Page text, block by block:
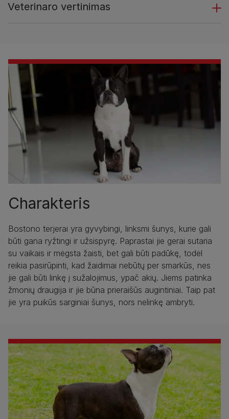
Veterinaro vertinimas
Charakteris
Bostono terjerai yra gyvybingi, linksmi šunys, kurie gali
būti gana ryžtingi ir užsispyrę. Paprastai jie gerai sutaria
su vaikais ir mėgsta žaisti, bet gali būti padūkę, todėl
reikia pasirūpinti, kad žaidimai nebūtų per smarkūs, nes
jie gali būti linkę į sužalojimus, ypač akių. Jiems patinka
žmonių draugija ir jie būna prieraišūs augintiniai. Taip pat
jie yra puikūs sarginiai šunys, nors nelinkę ambryti.